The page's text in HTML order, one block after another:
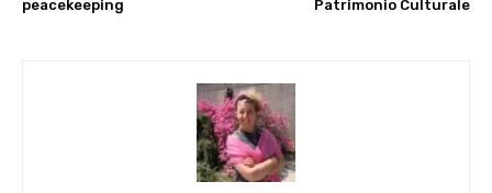
peacekeeping
Patrimonio Culturale